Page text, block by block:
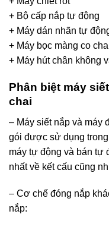
+ Bộ cấp nắp tự động
+ Máy dán nhãn tự
+ Máy bọc màng co
+ Máy hút chân không
Phân biệt máy
chai
– Máy siết nắp và máy
gói được sử dụng
máy tự động và bán tự
nhất về kết cấu cũng
– Cơ chế đóng nắp
nắp: